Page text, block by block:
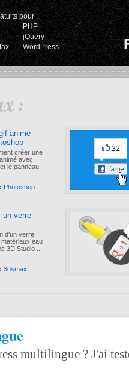
pour :
PHP
jQuery
WordPress
:
animé
créer une
avec
le panneau
Photoshop
un verre
d'un verre,
eau
3D Studio ...
3dsmax
multilingue ? J'ai